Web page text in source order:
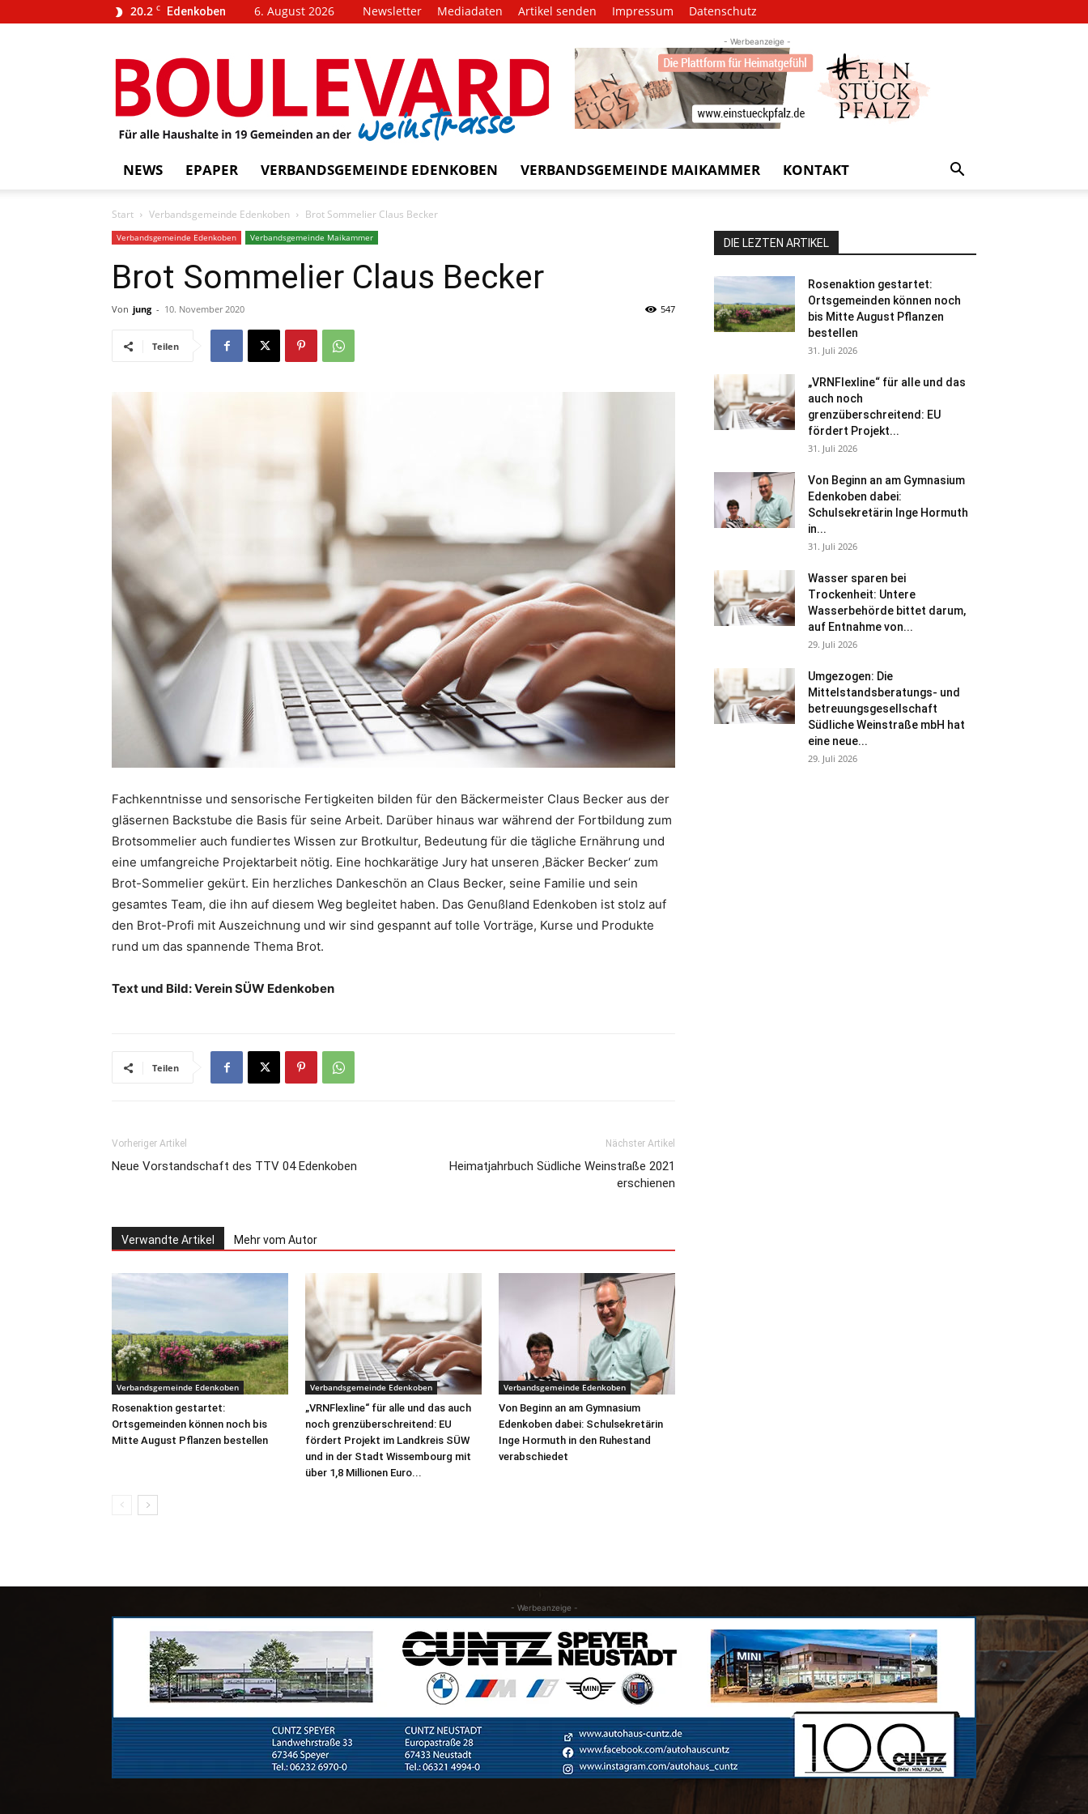
20.2 C Edenkoben 6. August 2026 Newsletter Mediadaten Artikel senden Impressum Datenschutz
BOULEVARD
weinstrasse!
- Werbeanzeige -
NEWS EPAPER VERBANDSGEMEINDE EDENKOBEN VERBANDSGEMEINDE MAIKAMMER KONTAKT
Start Verbandsgemeinde Edenkoben Brot Sommelier Claus Becker
Verbandsgemeinde Edenkoben Verbandsgemeinde Maikammer
Brot Sommelier Claus Becker
Von jung - 10. November 2020 547
Teilen
Fachkenntnisse und sensorische Fertigkeiten bilden für den Bäckermeister Claus Becker aus der
gläsernen Backstube die Basis für seine Arbeit. Darüber hinaus war während der Fortbildung zum
Brotsommelier auch fundiertes Wissen zur Brotkultur, Bedeutung für die tägliche Ernährung und
eine umfangreiche Projektarbeit nötig. Eine hochkarätige Jury hat unseren ‚Bäcker Becker‘ zum
Brot-Sommelier gekürt. Ein herzliches Dankeschön an Claus Becker, seine Familie und sein
gesamtes Team, die ihn auf diesem Weg begleitet haben. Das Genußland Edenkoben ist stolz auf
den Brot-Profi mit Auszeichnung und wir sind gespannt auf tolle Vorträge, Kurse und Produkte
rund um das spannende Thema Brot.
Text und Bild: Verein SÜW Edenkoben
Teilen
Vorheriger Artikel
Neue Vorstandschaft des TTV 04 Edenkoben
Nächster Artikel
Heimatjahrbuch Südliche Weinstraße 2021
erschienen
Verwandte Artikel Mehr vom Autor
Verbandsgemeinde Edenkoben
Rosenaktion gestartet:
Ortsgemeinden können noch bis
Mitte August Pflanzen bestellen
Verbandsgemeinde Edenkoben
„VRNFlexline“ für alle und das auch
noch grenzüberschreitend: EU
fördert Projekt im Landkreis SÜW
und in der Stadt Wissembourg mit
über 1,8 Millionen Euro...
Verbandsgemeinde Edenkoben
Von Beginn an am Gymnasium
Edenkoben dabei: Schulsekretärin
Inge Hormuth in den Ruhestand
verabschiedet
DIE LEZTEN ARTIKEL
Rosenaktion gestartet:
Ortsgemeinden können noch
bis Mitte August Pflanzen
bestellen
31. Juli 2026
„VRNFlexline“ für alle und das
auch noch
grenzüberschreitend: EU
fördert Projekt...
31. Juli 2026
Von Beginn an am Gymnasium
Edenkoben dabei:
Schulsekretärin Inge Hormuth
in...
31. Juli 2026
Wasser sparen bei
Trockenheit: Untere
Wasserbehörde bittet darum,
auf Entnahme von...
29. Juli 2026
Umgezogen: Die
Mittelstandsberatungs- und
betreuungsgesellschaft
Südliche Weinstraße mbH hat
eine neue...
29. Juli 2026
- Werbeanzeige -